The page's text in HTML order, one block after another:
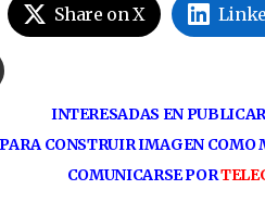
Share on X
INTERESADAS EN
PARA CONSTRUIR IMAGEN COMO
COMUNICARSEPOR